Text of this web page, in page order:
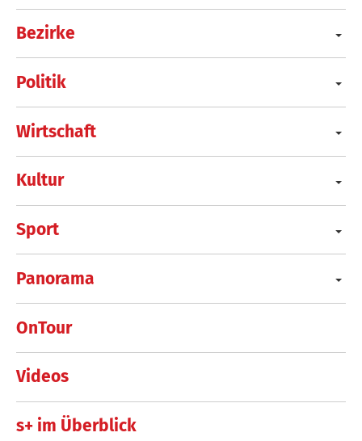
Bezirke
Politik
Wirtschaft
Kultur
Sport
Panorama
OnTour
Videos
s+ im Überblick